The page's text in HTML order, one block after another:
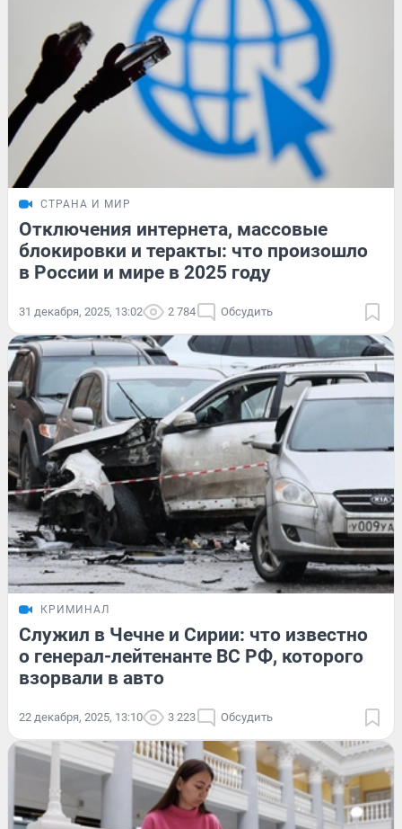
СТРАНА И МИР
Отключения интернета, массовые
блокировки и теракты: что произошло
в России и мире в 2025 году
31 декабря, 2025, 13:02 2 784 Обсудить
КРИМИНАЛ
Служил в Чечне и Сирии: что известно
о генерал-лейтенанте ВС РФ, которого
взорвали в авто
22 декабря, 2025, 13:10 3 223 Обсудить